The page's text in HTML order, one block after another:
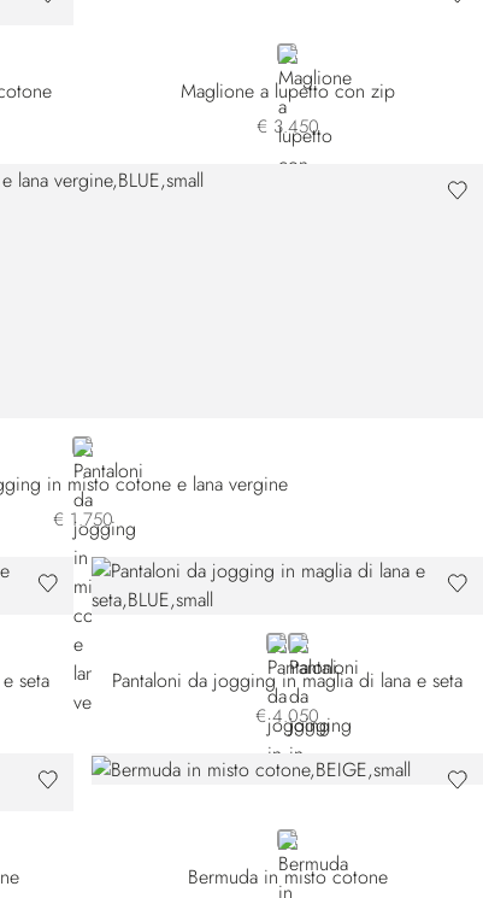
BLACK
Maglione a lupetto con zip
€ 3.450
BLUE
in misto cotone e lana vergine
€ 1.750
seta
BLUEGREEN
Pantaloni da jogging in maglia di lana e seta
€ 4.050
BEIGE
Bermuda in misto cotone